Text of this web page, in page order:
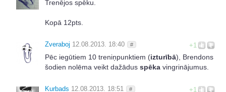
Trenējos spēku.
Kopā 12pts.
+1
Zveraboj 12.08.2013. 18:40 #
Pēc iegūtiem 10 treniņpunktiem (izturībā), Brendons
šodien nolēma veikt dažādus spēka vingrinājumus.
+1
Kurbads 12.08.2013. 18:51 #